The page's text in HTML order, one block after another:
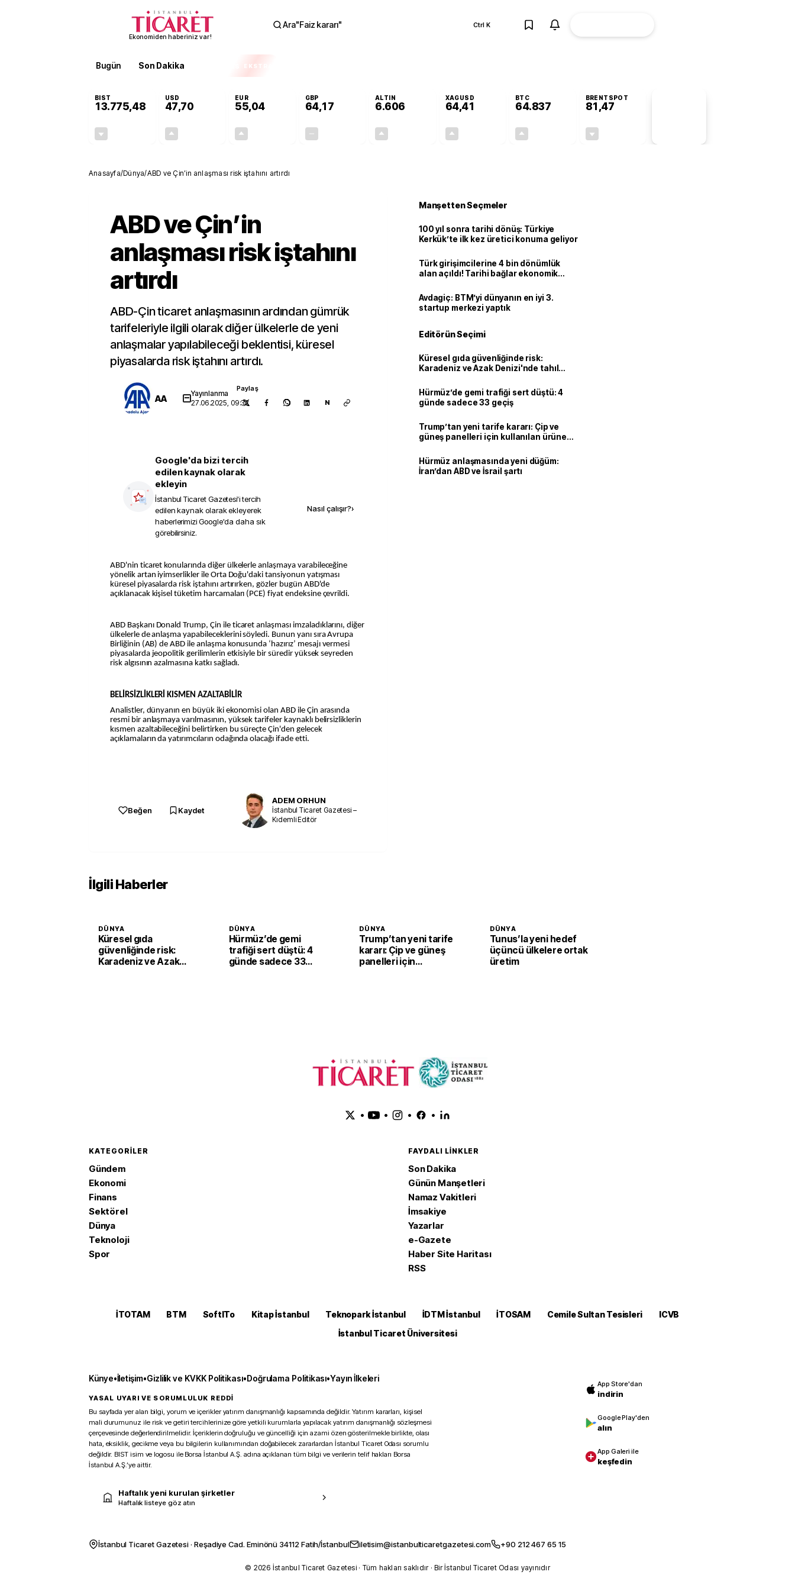
Ekonomiden haberiniz var!
Ara"Faiz kararı" Ctrl K
Bugün Son Dakika EKSTRA
BIST
13.775,48
USD
47,70
EUR
55,04
GBP
64,17
ALTIN
6.606
XAGUSD
64,41
BTC
64.837
BRENTSPOT
81,47
Anasayfa/Dünya/ABD ve Çin’in anlaşması risk iştahını artırdı
ABD ve Çin’in
anlaşması risk iştahını
artırdı
ABD-Çin ticaret anlaşmasının ardından gümrük
tarifeleriyle ilgili olarak diğer ülkelerle de yeni
anlaşmalar yapılabileceği beklentisi, küresel
piyasalarda risk iştahını artırdı.
AA
Yayınlanma
27.06.2025, 09:32
Paylaş
N
Google'da bizi tercih
edilen kaynak olarak
ekleyin
İstanbul Ticaret Gazetesi'i tercih
edilen kaynak olarak ekleyerek
haberlerimizi Google'da daha sık
görebilirsiniz.
Nasıl çalışır?›
ABD'nin ticaret konularında diğer ülkelerle anlaşmaya varabileceğine
yönelik artan iyimserlikler ile Orta Doğu'daki tansiyonun yatışması
küresel piyasalarda risk iştahını artırırken, gözler bugün ABD'de
açıklanacak kişisel tüketim harcamaları (PCE) fiyat endeksine çevrildi.
ABD Başkanı Donald Trump, Çin ile ticaret anlaşması imzaladıklarını, diğer
ülkelerle de anlaşma yapabileceklerini söyledi. Bunun yanı sıra Avrupa
Birliğinin (AB) de ABD ile anlaşma konusunda ‘hazırız’ mesajı vermesi
piyasalarda jeopolitik gerilimlerin etkisiyle bir süredir yüksek seyreden
risk algısının azalmasına katkı sağladı.
BELİRSİZLİKLERİ KISMEN AZALTABİLİR
Analistler, dünyanın en büyük iki ekonomisi olan ABD ile Çin arasında
resmi bir anlaşmaya varılmasının, yüksek tarifeler kaynaklı belirsizliklerin
kısmen azaltabileceğini belirtirken bu süreçte Çin'den gelecek
açıklamaların da yatırımcıların odağında olacağı ifade etti.
Beğen Kaydet
ADEM ORHUN
İstanbul Ticaret Gazetesi –
Kıdemli Editör
Manşetten Seçmeler
100 yıl sonra tarihi dönüş: Türkiye
Kerkük’te ilk kez üretici konuma geliyor
Türk girişimcilerine 4 bin dönümlük
alan açıldı! Tarihi bağlar ekonomik
Avdagiç: BTM’yi dünyanın en iyi 3.
startup merkezi yaptık
Editörün Seçimi
Küresel gıda güvenliğinde risk:
Karadeniz ve Azak Denizi'nde tahıl
Hürmüz’de gemi trafiği sert düştü: 4
günde sadece 33 geçiş
Trump’tan yeni tarife kararı: Çip ve
güneş panelleri için kullanılan ürüne
Hürmüz anlaşmasında yeni düğüm:
İran’dan ABD ve İsrail şartı
İlgili Haberler
DÜNYA
Küresel gıda
güvenliğinde risk:
Karadeniz ve Azak
DÜNYA
Hürmüz’de gemi
trafiği sert düştü: 4
günde sadece 33
DÜNYA
Trump’tan yeni tarife
kararı: Çip ve güneş
panelleri için
DÜNYA
Tunus’la yeni hedef
üçüncü ülkelere ortak
üretim
• • • •
KATEGORILER
Gündem
Ekonomi
Finans
Sektörel
Dünya
Teknoloji
Spor
FAYDALI LINKLER
Son Dakika
Günün Manşetleri
Namaz Vakitleri
İmsakiye
Yazarlar
e-Gazete
Haber Site Haritası
RSS
İTOTAM BTM SoftITo Kitap İstanbul Teknopark İstanbul İDTM İstanbul İTOSAM Cemile Sultan Tesisleri
ICVB
İstanbul Ticaret Üniversitesi
Künye•İletişim•Gizlilik ve KVKK Politikası•Doğrulama Politikası•Yayın İlkeleri
YASAL UYARI VE SORUMLULUK REDDİ
Bu sayfada yer alan bilgi, yorum ve içerikler yatırım danışmanlığı kapsamında değildir. Yatırım kararları, kişisel
mali durumunuz ile risk ve getiri tercihlerinize göre yetkili kurumlarla yapılacak yatırım danışmanlığı sözleşmesi
çerçevesinde değerlendirilmelidir. İçeriklerin doğruluğu ve güncelliği için azami özen gösterilmekle birlikte, olası
hata, eksiklik, gecikme veya bu bilgilerin kullanımından doğabilecek zararlardan İstanbul Ticaret Odası sorumlu
değildir. BIST isim ve logosu ile Borsa İstanbul A.Ş. adına açıklanan tüm bilgi ve verilerin telif hakları Borsa
İstanbul A.Ş.’ye aittir.
Haftalık yeni kurulan şirketler
Haftalık listeye göz atın
App Store'dan
indirin
Google Play'den
alın
App Galeri ile
keşfedin
İstanbul Ticaret Gazetesi · Reşadiye Cad. Eminönü 34112 Fatih/İstanbul iletisim@istanbulticaretgazetesi.com +90 212 467 65 15
© 2026 İstanbul Ticaret Gazetesi · Tüm hakları saklıdır · Bir İstanbul Ticaret Odası yayınıdır